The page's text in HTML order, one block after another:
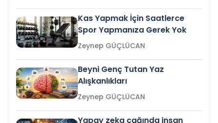
Kas Yapmak İçin Saatlerce
Spor Yapmanıza Gerek Yok
Zeynep GÜÇLÜCAN
Beyni Genç Tutan Yaz
Alışkanlıkları
Zeynep GÜÇLÜCAN
Yapay zeka çağında insan